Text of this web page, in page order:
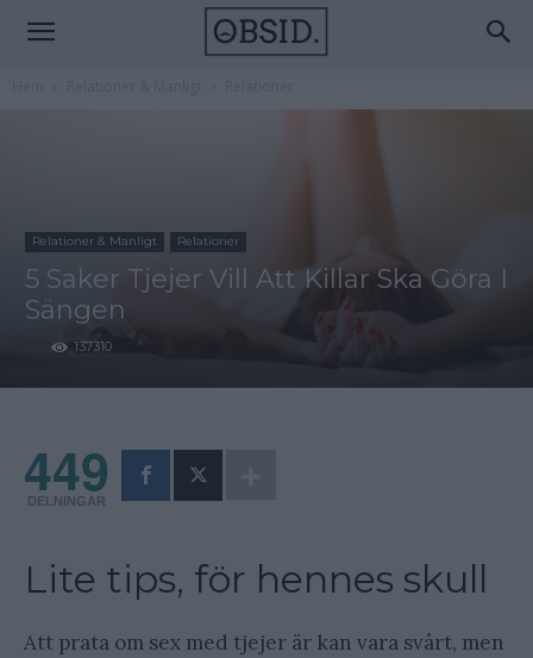
Relationer & Manligt Relationer
5 Saker Tjejer Vill Att Killar Ska Göra I
Sängen
137310
449
DELNINGAR
Lite tips, för hennes skull
Att prata om sex med tjejer är kan vara svårt, men